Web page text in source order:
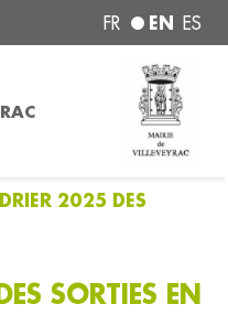
FR EN ES
2025 DES
SORTIES EN